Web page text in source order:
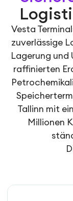
Vesta
zuverlässige
Lagerung und
raffinierten
Tallinn mit
Millionen